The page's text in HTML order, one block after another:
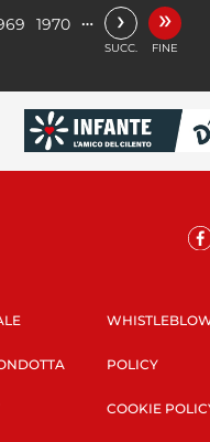
1970 … ›
SUCC.
»
FINE
POLICY
COOKIE